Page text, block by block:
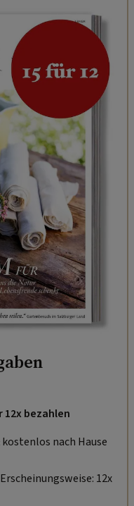
12x bezahlen
nach Hause
12x